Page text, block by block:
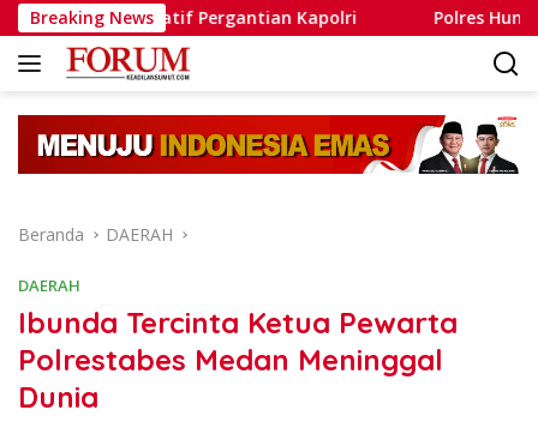
Langsung
ke
konten
Breaking NewsPergantian Kapolri Polres Humbahas
Beranda DAERAH
DAERAH
Ibunda Tercinta Ketua Pewarta
Polrestabes Medan Meninggal
Dunia